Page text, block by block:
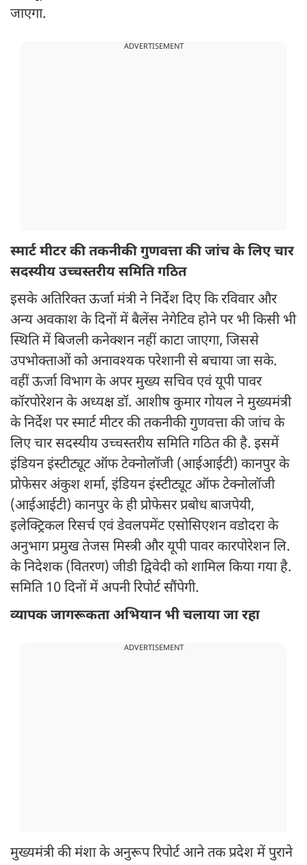
जाएगा.
ADVERTISEMENT
स्मार्ट मीटर की तकनीकी गुणवत्ता की जांच के लिए चार
सदस्यीय उच्चस्तरीय समिति गठित
इसके अतिरिक्त ऊर्जा मंत्री ने निर्देश दिए कि रविवार और
अन्य अवकाश के दिनों में बैलेंस नेगेटिव होने पर भी किसी भी
स्थिति में बिजली कनेक्शन नहीं काटा जाएगा, जिससे
उपभोक्ताओं को अनावश्यक परेशानी से बचाया जा सके.
वहीं ऊर्जा विभाग के अपर मुख्य सचिव एवं यूपी पावर
कॉरपोरेशन के अध्यक्ष डॉ. आशीष कुमार गोयल ने मुख्यमंत्री
के निर्देश पर स्मार्ट मीटर की तकनीकी गुणवत्ता की जांच के
लिए चार सदस्यीय उच्चस्तरीय समिति गठित की है. इसमें
इंडियन इंस्टीट्यूट ऑफ टेक्नोलॉजी (आईआईटी) कानपुर के
प्रोफेसर अंकुश शर्मा, इंडियन इंस्टीट्यूट ऑफ टेक्नोलॉजी
(आईआईटी) कानपुर के ही प्रोफेसर प्रबोध बाजपेयी,
इलेक्ट्रिकल रिसर्च एवं डेवलपमेंट एसोसिएशन वडोदरा के
अनुभाग प्रमुख तेजस मिस्त्री और यूपी पावर कारपोरेशन लि.
के निदेशक (वितरण) जीडी द्विवेदी को शामिल किया गया है.
समिति 10 दिनों में अपनी रिपोर्ट सौंपेगी.
व्यापक जागरूकता अभियान भी चलाया जा रहा
ADVERTISEMENT
मुख्यमंत्री की मंशा के अनुरूप रिपोर्ट आने तक प्रदेश में पुराने